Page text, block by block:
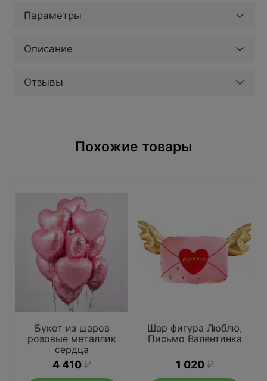
Параметры
Описание
Отзывы
Похожие товары
Букет из шаров
розовые металлик
сердца
4 410 ₽
Шар фигура Люблю,
Письмо Валентинка
1 020 ₽